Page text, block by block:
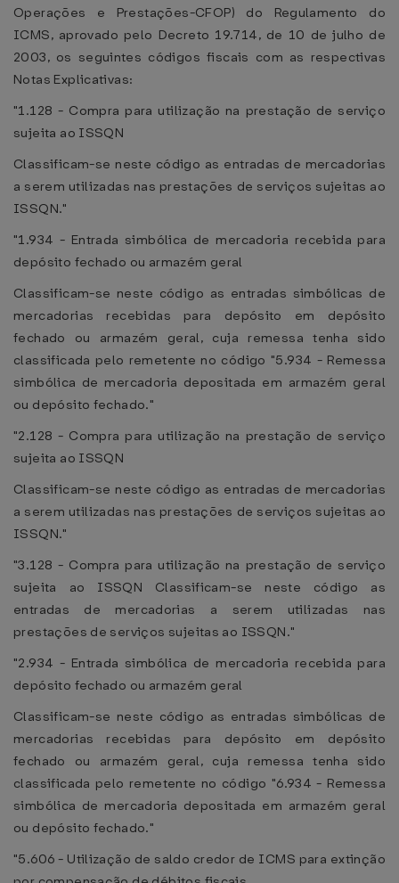
Operações e Prestações-CFOP) do Regulamento do
ICMS, aprovado pelo Decreto 19.714, de 10 de julho de
2003, os seguintes códigos fiscais com as respectivas
Notas Explicativas:
"1.128 - Compra para utilização na prestação de serviço
sujeita ao ISSQN
Classificam-se neste código as entradas de mercadorias
a serem utilizadas nas prestações de serviços sujeitas ao
ISSQN."
"1.934 - Entrada simbólica de mercadoria recebida para
depósito fechado ou armazém geral
Classificam-se neste código as entradas simbólicas de
mercadorias recebidas para depósito em depósito
fechado ou armazém geral, cuja remessa tenha sido
classificada pelo remetente no código "5.934 - Remessa
simbólica de mercadoria depositada em armazém geral
ou depósito fechado."
"2.128 - Compra para utilização na prestação de serviço
sujeita ao ISSQN
Classificam-se neste código as entradas de mercadorias
a serem utilizadas nas prestações de serviços sujeitas ao
ISSQN."
"3.128 - Compra para utilização na prestação de serviço
sujeita ao ISSQN Classificam-se neste código as
entradas de mercadorias a serem utilizadas nas
prestações de serviços sujeitas ao ISSQN."
"2.934 - Entrada simbólica de mercadoria recebida para
depósito fechado ou armazém geral
Classificam-se neste código as entradas simbólicas de
mercadorias recebidas para depósito em depósito
fechado ou armazém geral, cuja remessa tenha sido
classificada pelo remetente no código "6.934 - Remessa
simbólica de mercadoria depositada em armazém geral
ou depósito fechado."
"5.606 - Utilização de saldo credor de ICMS para extinção